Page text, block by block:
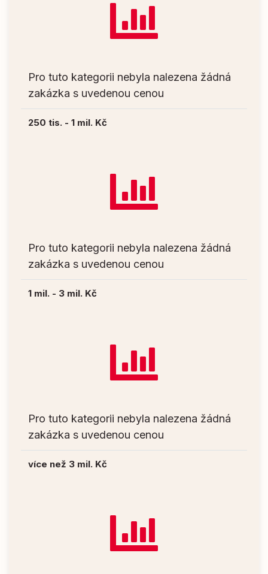
Pro tuto kategorii nebyla nalezena žádná
zakázka s uvedenou cenou
250 tis. - 1 mil. Kč
Pro tuto kategorii nebyla nalezena žádná
zakázka s uvedenou cenou
1 mil. - 3 mil. Kč
Pro tuto kategorii nebyla nalezena žádná
zakázka s uvedenou cenou
více než 3 mil. Kč